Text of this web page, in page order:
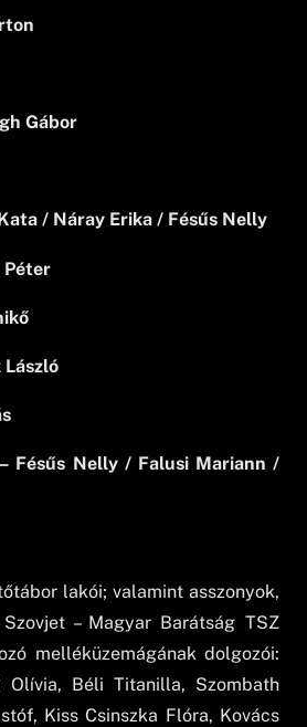
Gábor
/ Náray Erika / Fésűs Nelly
Péter
László
Fésűs Nelly / Falusi Mariann /
lakói; valamint asszonyok,
– Magyar Barátság TSZ
melléküzemágának dolgozói:
Olívia, Béli Titanilla, Szombath
Kiss Csinszka Flóra, Kovács